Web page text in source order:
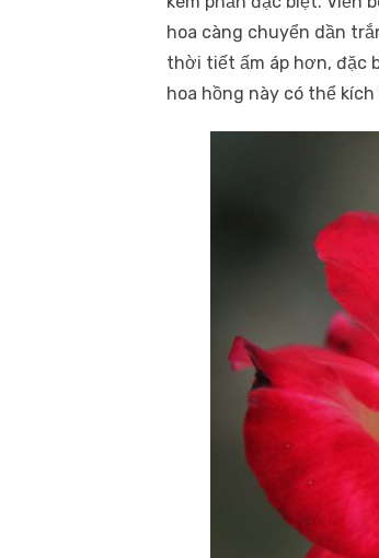
hoa càng chuyển dần
thời tiết ấm áp hơn, đặc
hoa hồng này có thể